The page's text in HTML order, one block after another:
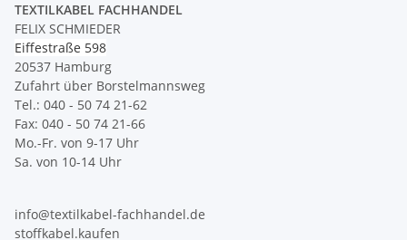
TEXTILKABEL FACHHANDEL
FELIX SCHMIEDER
Eiffestraße 598
20537 Hamburg
Zufahrt über Borstelmannsweg
Tel.: 040 - 50 74 21-62
Fax: 040 - 50 74 21-66
Mo.-Fr. von 9-17 Uhr
Sa. von 10-14 Uhr
info@textilkabel-fachhandel.de
stoffkabel.kaufen